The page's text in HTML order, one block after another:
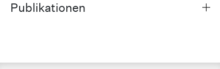
Publikationen